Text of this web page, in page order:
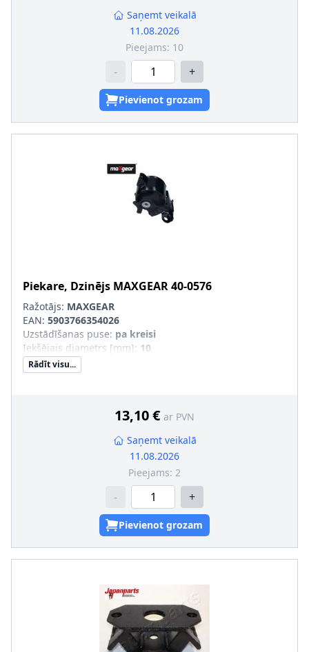
Saņemt veikalā
11.08.2026
Pieejams: 10
- +
Pievienot grozam
Piekare, Dzinējs MAXGEAR40-0576
Ražotājs: MAXGEAR
EAN: 5903766354026
Uzstādīšanas puse: pa kreisi
Iekšējais diametrs [mm]: 10
Rādīt visu...
13,10 € ar PVN
Saņemt veikalā
11.08.2026
Pieejams: 2
- +
Pievienot grozam